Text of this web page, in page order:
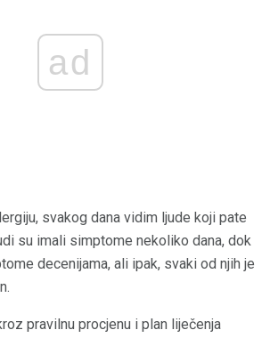
ad
svakog dana vidim ljude koji pate
su imali simptome nekoliko dana, dok
decenijama, ali ipak, svaki od njih je
pravilnu procjenu i plan liječenja